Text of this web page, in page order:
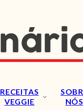
RECEITAS
VEGGIE
NÓS